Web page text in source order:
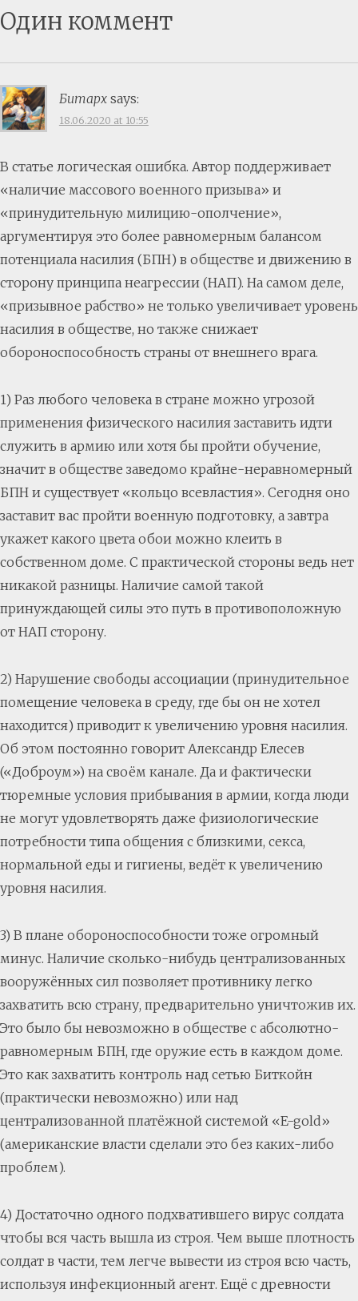
Один коммент
Битарх says:
18.06.2020 at 10:55
В статье логическая ошибка. Автор поддерживает
«наличие массового военного призыва» и
«принудительную милицию-ополчение»,
аргументируя это более равномерным балансом
потенциала насилия (БПН) в обществе и движению в
сторону принципа неагрессии (НАП). На самом деле,
«призывное рабство» не только увеличивает уровень
насилия в обществе, но также снижает
обороноспособность страны от внешнего врага.
1) Раз любого человека в стране можно угрозой
применения физического насилия заставить идти
служить в армию или хотя бы пройти обучение,
значит в обществе заведомо крайне-неравномерный
БПН и существует «кольцо всевластия». Сегодня оно
заставит вас пройти военную подготовку, а завтра
укажет какого цвета обои можно клеить в
собственном доме. С практической стороны ведь нет
никакой разницы. Наличие самой такой
принуждающей силы это путь в противоположную
от НАП сторону.
2) Нарушение свободы ассоциации (принудительное
помещение человека в среду, где бы он не хотел
находится) приводит к увеличению уровня насилия.
Об этом постоянно говорит Александр Елесев
(«Доброум») на своём канале. Да и фактически
тюремные условия прибывания в армии, когда люди
не могут удовлетворять даже физиологические
потребности типа общения с близкими, секса,
нормальной еды и гигиены, ведёт к увеличению
уровня насилия.
3) В плане обороноспособности тоже огромный
минус. Наличие сколько-нибудь централизованных
вооружённых сил позволяет противнику легко
захватить всю страну, предварительно уничтожив их.
Это было бы невозможно в обществе с абсолютно-
равномерным БПН, где оружие есть в каждом доме.
Это как захватить контроль над сетью Биткойн
(практически невозможно) или над
централизованной платёжной системой «E-gold»
(американские власти сделали это без каких-либо
проблем).
4) Достаточно одного подхватившего вирус солдата
чтобы вся часть вышла из строя. Чем выше плотность
солдат в части, тем легче вывести из строя всю часть,
используя инфекционный агент. Ещё с древности